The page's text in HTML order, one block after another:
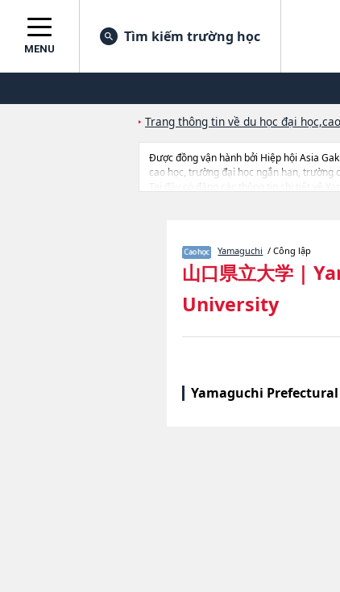
MENU
Tìm kiếm trường học
Trang thông tin về du học đại
Được đồng vận hành bởi Hiệp hội Asia
cao học, trường đại học ngắn hạn, trường
Tại đây có đăng các thông tin chi tiết về
Yamaguchi / Công lập
山口県立大学 |
University
Yamaguchi